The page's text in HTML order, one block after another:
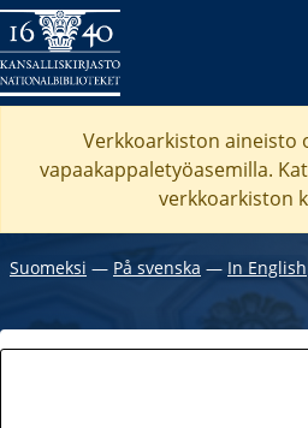
Verkkoarkiston aineisto
vapaakappaletyöasemilla.
verkkoarkiston
Suomeksi ― På svenska ― In English